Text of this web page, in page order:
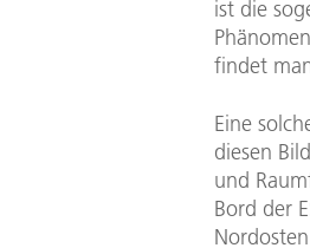
ist die
findet
Eine
diesen
und
Bord der